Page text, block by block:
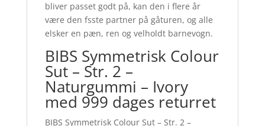
bliver passet godt på, kan den i flere år
være den fsste partner på gåturen, og alle
elsker en pæn, ren og velholdt barnevogn.
BIBS Symmetrisk Colour
Sut – Str. 2 –
Naturgummi – Ivory
med 999 dages returret
BIBS Symmetrisk Colour Sut – Str. 2 –